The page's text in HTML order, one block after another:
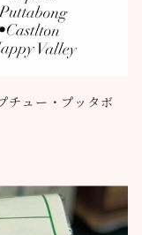
チュー・プッタボ